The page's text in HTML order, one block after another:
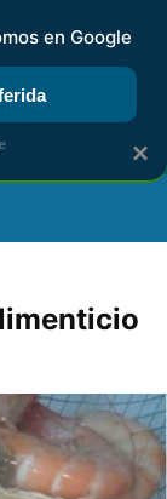
RENTA
×
en Google